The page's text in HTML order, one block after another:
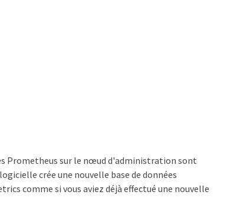
Prometheus sur le nœud d'administration sont
crée une nouvelle base de données
comme si vous aviez déjà effectué une nouvelle